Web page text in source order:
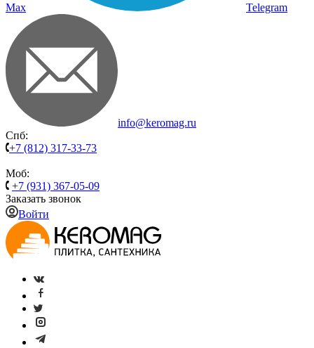
Max Telegram
info@keromag.ru
Спб:
+7 (812) 317-33-73
Моб:
+7 (931) 367-05-09
Заказать звонок
Войти